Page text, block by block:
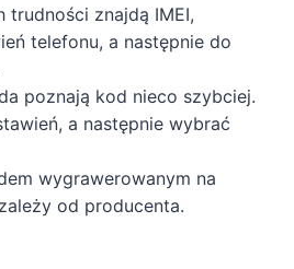
trudności znajdą IMEI,
telefonu, a następnie do
poznają kod nieco szybciej.
a następnie wybrać
wygrawerowanym na
od producenta.